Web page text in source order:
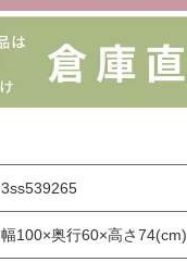
3ss539265
幅100×奥行60×高さ74(cm)